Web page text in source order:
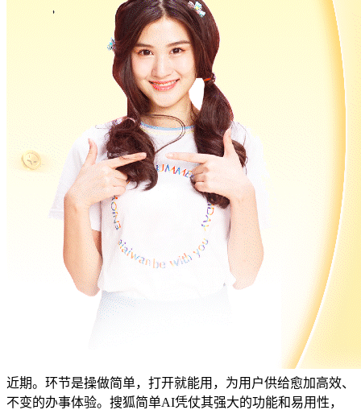
近期。环节是操做简单，打开就能用，为用户供给愈加高效、
不变的办事体验。搜狐简单AI凭仗其强大的功能和易用性，